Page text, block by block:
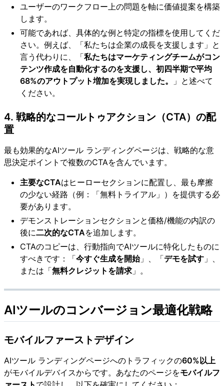
ユーザーのワークフロー上の問題を軸に価値提案を構築
します。
可能であれば、具体的な例と特定の指標を使用してくだ
さい。例えば、「私たちは企業の成長を支援します」と
言う代わりに、「私たちはマーケティングチームがコン
テンツ作成を自動化するのを支援し、初四半期で平均
68%のアウトプット増加を実現しました。
」と述べて
ください。
4. 戦略的なコールトゥアクション（CTA）の配
置
最も効果的なAIツール ランディングページは、戦略的な意
思決定ポイントで複数のCTAを含んでいます。
主要なCTAはヒーローセクションに配置し、最も摩擦
の少ない経路（例：「無料トライアル」）を提供する必
要があります。
デモンストレーションセクションと価格/機能の内訳の
後に二次的なCTAを追加します。
CTAのコピーは、行動指向でAIツールに特化したものに
すべきです：「今すぐ生成を開始」、「デモを試す 」、
または「無料クレジットを請求 」。
AIツールのコンバージョン最適化戦略
モバイルファーストデザイン
AIツール ランディングページへのトラフィックの60%以上
がモバイルデバイスからです。あなたのページをモバイルフ